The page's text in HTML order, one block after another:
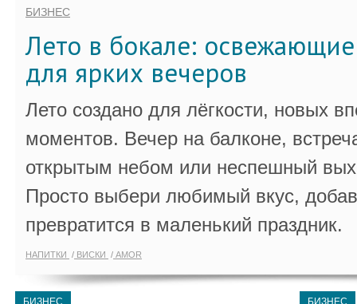
БИЗНЕС
Лето в бокале:
для ярких вечеров
Лето создано для лёгкости, новых
моментов. Вечер на балконе,
открытым небом или неспешный
Просто выбери любимый вкус,
превратится в маленький праздник.
НАПИТКИ ВИСКИ AMOR
БИЗНЕС БИЗНЕС